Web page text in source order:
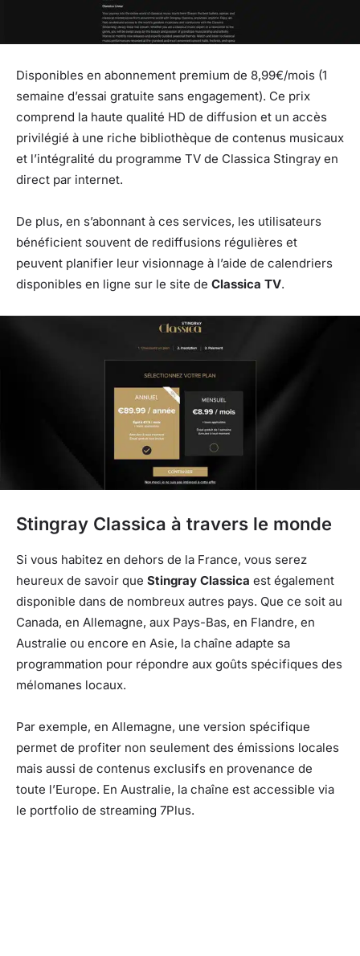
Disponibles en abonnement premium de 8,99€/mois (1
semaine d’essai gratuite sans engagement). Ce prix
comprend la haute qualité HD de diffusion et un accès
privilégié à une riche bibliothèque de contenus musicaux
et l’intégralité du programme TV de Classica Stingray en
direct par internet.
De plus, en s’abonnant à ces services, les utilisateurs
bénéficient souvent de rediffusions régulières et
peuvent planifier leur visionnage à l’aide de calendriers
disponibles en ligne sur le site de Classica TV.
Stingray Classica à travers le monde
Si vous habitez en dehors de la France, vous serez
heureux de savoir que Stingray Classica est également
disponible dans de nombreux autres pays. Que ce soit au
Canada, en Allemagne, aux Pays-Bas, en Flandre, en
Australie ou encore en Asie, la chaîne adapte sa
programmation pour répondre aux goûts spécifiques des
mélomanes locaux.
Par exemple, en Allemagne, une version spécifique
permet de profiter non seulement des émissions locales
mais aussi de contenus exclusifs en provenance de
toute l’Europe. En Australie, la chaîne est accessible via
le portfolio de streaming 7Plus.